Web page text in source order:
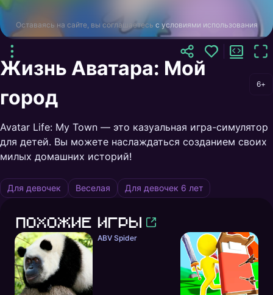
Оставаясь на сайте, вы соглашаетесь с условиями использования
Жизнь Аватара: Мой
город
6+
Avatar Life: My Town — это казуальная игра-симулятор
для детей. Вы можете наслаждаться созданием своих
милых домашних историй!
Для девочек Веселая Для девочек 6 лет
Похожие игры
ABV Spider